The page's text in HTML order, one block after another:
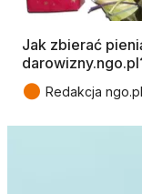
Jak zbierać
● Redakcja ngo.pl